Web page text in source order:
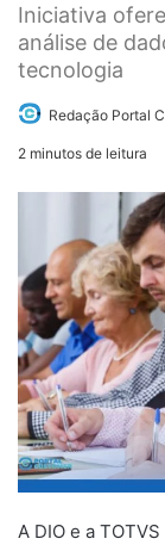
Iniciativa
análise de
tecnologia
Redação Portal
2 minutos de leitura
A DIO e a